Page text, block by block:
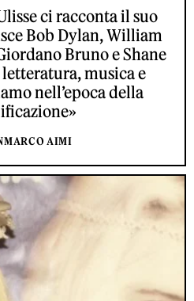
ci racconta il suo
Bob Dylan, William
Bruno e Shane
musica e
nell’epoca della
AIMI